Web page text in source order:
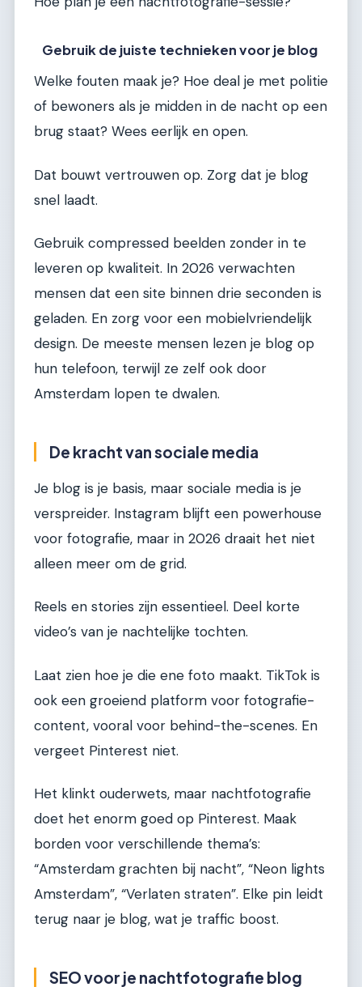
Gebruik de juiste technieken voor je blog
Welke fouten maak je? Hoe deal je met politie
of bewoners als je midden in de nacht op een
brug staat? Wees eerlijk en open.
Dat bouwt vertrouwen op. Zorg dat je blog
snel laadt.
Gebruik compressed beelden zonder in te
leveren op kwaliteit. In 2026 verwachten
mensen dat een site binnen drie seconden is
geladen. En zorg voor een mobielvriendelijk
design. De meeste mensen lezen je blog op
hun telefoon, terwijl ze zelf ook door
Amsterdam lopen te dwalen.
De kracht van sociale media
Je blog is je basis, maar sociale media is je
verspreider. Instagram blijft een powerhouse
voor fotografie, maar in 2026 draait het niet
alleen meer om de grid.
Reels en stories zijn essentieel. Deel korte
video’s van je nachtelijke tochten.
Laat zien hoe je die ene foto maakt. TikTok is
ook een groeiend platform voor fotografie-
content, vooral voor behind-the-scenes. En
vergeet Pinterest niet.
Het klinkt ouderwets, maar nachtfotografie
doet het enorm goed op Pinterest. Maak
borden voor verschillende thema’s:
“Amsterdam grachten bij nacht”, “Neon lights
Amsterdam”, “Verlaten straten”. Elke pin leidt
terug naar je blog, wat je traffic boost.
SEO voor je nachtfotografie blog